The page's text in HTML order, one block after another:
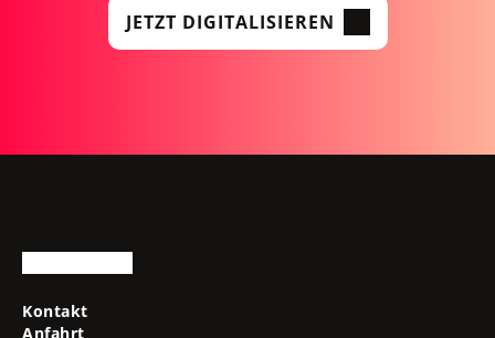
JETZT DIGITALISIEREN
Kontakt
Anfahrt